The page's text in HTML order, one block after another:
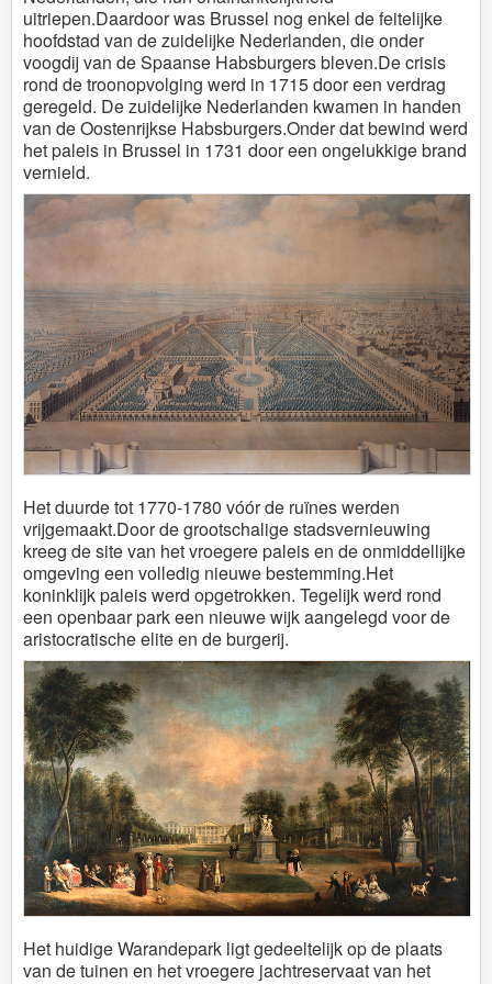
uitriepen.Daardoor was Brussel nog enkel de feitelijke
hoofdstad van de zuidelijke Nederlanden, die onder
voogdij van de Spaanse Habsburgers bleven.De crisis
rond de troonopvolging werd in 1715 door een verdrag
geregeld. De zuidelijke Nederlanden kwamen in handen
van de Oostenrijkse Habsburgers.Onder dat bewind werd
het paleis in Brussel in 1731 door een ongelukkige brand
vernield.
Het duurde tot 1770-1780 vóór de ruïnes werden
vrijgemaakt.Door de grootschalige stadsvernieuwing
kreeg de site van het vroegere paleis en de onmiddellijke
omgeving een volledig nieuwe bestemming.Het
koninklijk paleis werd opgetrokken. Tegelijk werd rond
een openbaar park een nieuwe wijk aangelegd voor de
aristocratische elite en de burgerij.
Het huidige Warandepark ligt gedeeltelijk op de plaats
van de tuinen en het vroegere jachtreservaat van het